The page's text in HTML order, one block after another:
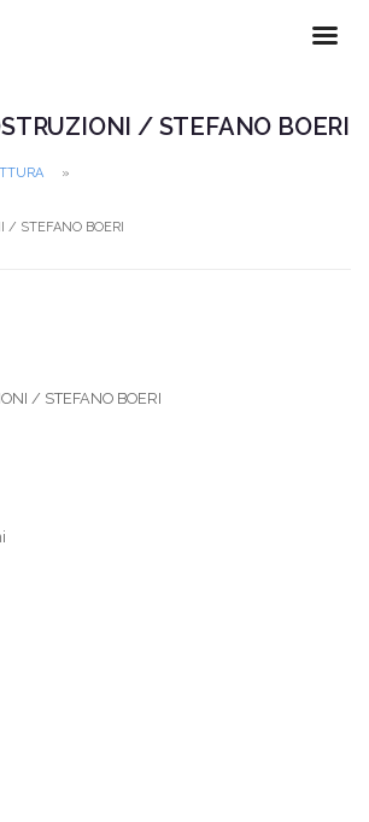
/ STEFANO BOERI
/ STEFANO BOERI
/ STEFANO BOERI